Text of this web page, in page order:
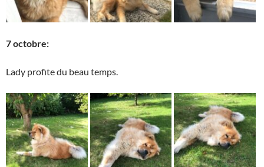
7 octobre:
Lady profite du beau temps.